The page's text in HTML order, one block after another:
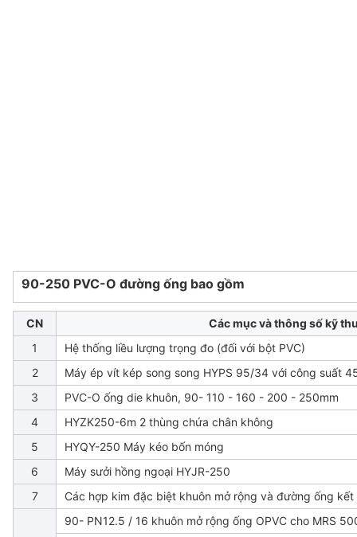
90-250 PVC-O đường ống bao gồm
CN
Các mục và thông số kỹ
1
Hệ thống liều lượng trọng đo (đối với bột PVC)
2
Máy ép vít kép song song HYPS 95/34 với công suất
3
PVC-O ống die khuôn, 90- 110 - 160 - 200 - 250mm
4
HYZK250-6m 2 thùng chứa chân không
5
HYQY-250 Máy kéo bốn móng
6
Máy sưởi hồng ngoại HYJR-250
7
Các hợp kim đặc biệt khuôn mở rộng và đường ống
90- PN12.5 / 16 khuôn mở rộng ống OPVC cho MRS